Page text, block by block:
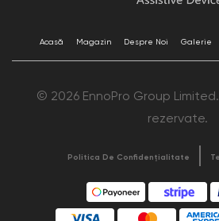
Acasă Magazin Despre Noi Galerie
© 2026 EnnoPro Group
rezervate.
Politica De Confidențialitate